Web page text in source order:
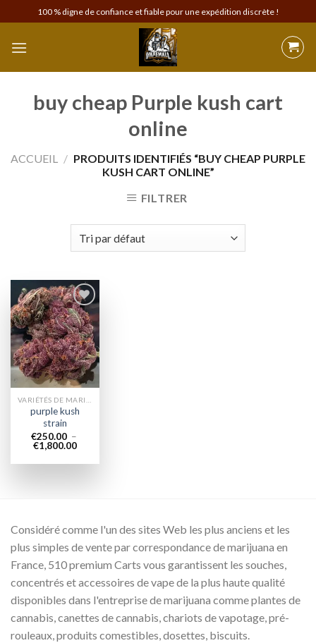
to
content
100 % digne de confiance et fiable pour une expédition discrète !
buy cheap Purple kush cart
online
ACCUEIL / PRODUITS IDENTIFIÉS “BUY CHEAP PURPLE
KUSH CART ONLINE”
FILTRER
Add to
wishlist
purple kush
strain
€250.00 –
€1,800.00Plage
prix :
Considéré comme l'un des sites Web les plus anciens et les
plus simples de vente par correspondance de marijuana en
France, 510 premium Carts vous garantissent les souches,
concentrés et accessoires de vape de la plus haute qualité
disponibles dans l'entreprise de marijuana comme plantes de
cannabis, canettes de cannabis, chariots de vapotage, pré-
rouleaux, produits comestibles, dosettes, biscuits.